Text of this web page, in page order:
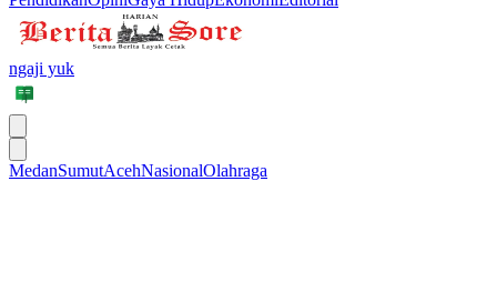
ngaji yuk
MedanSumutAcehNasionalOlahraga